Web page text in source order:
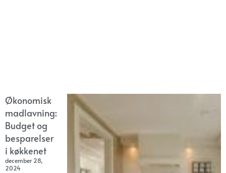
Økonomisk
madlavning:
Budget og
besparelser
i køkkenet
december 28,
2024